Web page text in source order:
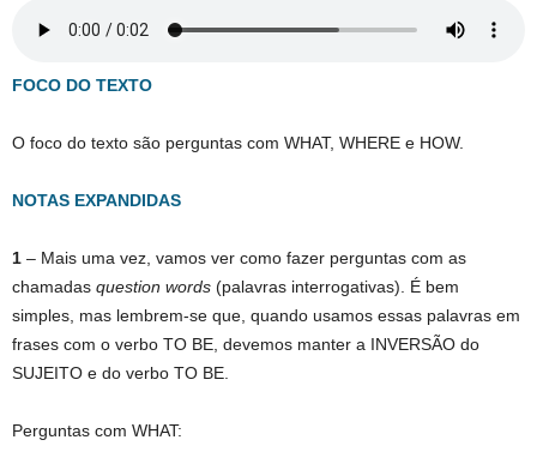
FOCO DO TEXTO
O foco do texto são perguntas com WHAT, WHERE e HOW.
NOTAS EXPANDIDAS
1 – Mais uma vez, vamos ver como fazer perguntas com as
chamadas question words (palavras interrogativas). É bem
simples, mas lembrem-se que, quando usamos essas palavras em
frases com o verbo TO BE, devemos manter a INVERSÃO do
SUJEITO e do verbo TO BE.
Perguntas com WHAT: